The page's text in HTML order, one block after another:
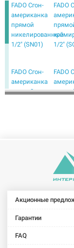
FADO Сгон-
американка
прямой
никелированный
1/2" (SN01)
FADO
1/2"
FADO Сгон-
американка
прямой
FADO
хромированный
1"
Акционные
Гарантии
FAQ